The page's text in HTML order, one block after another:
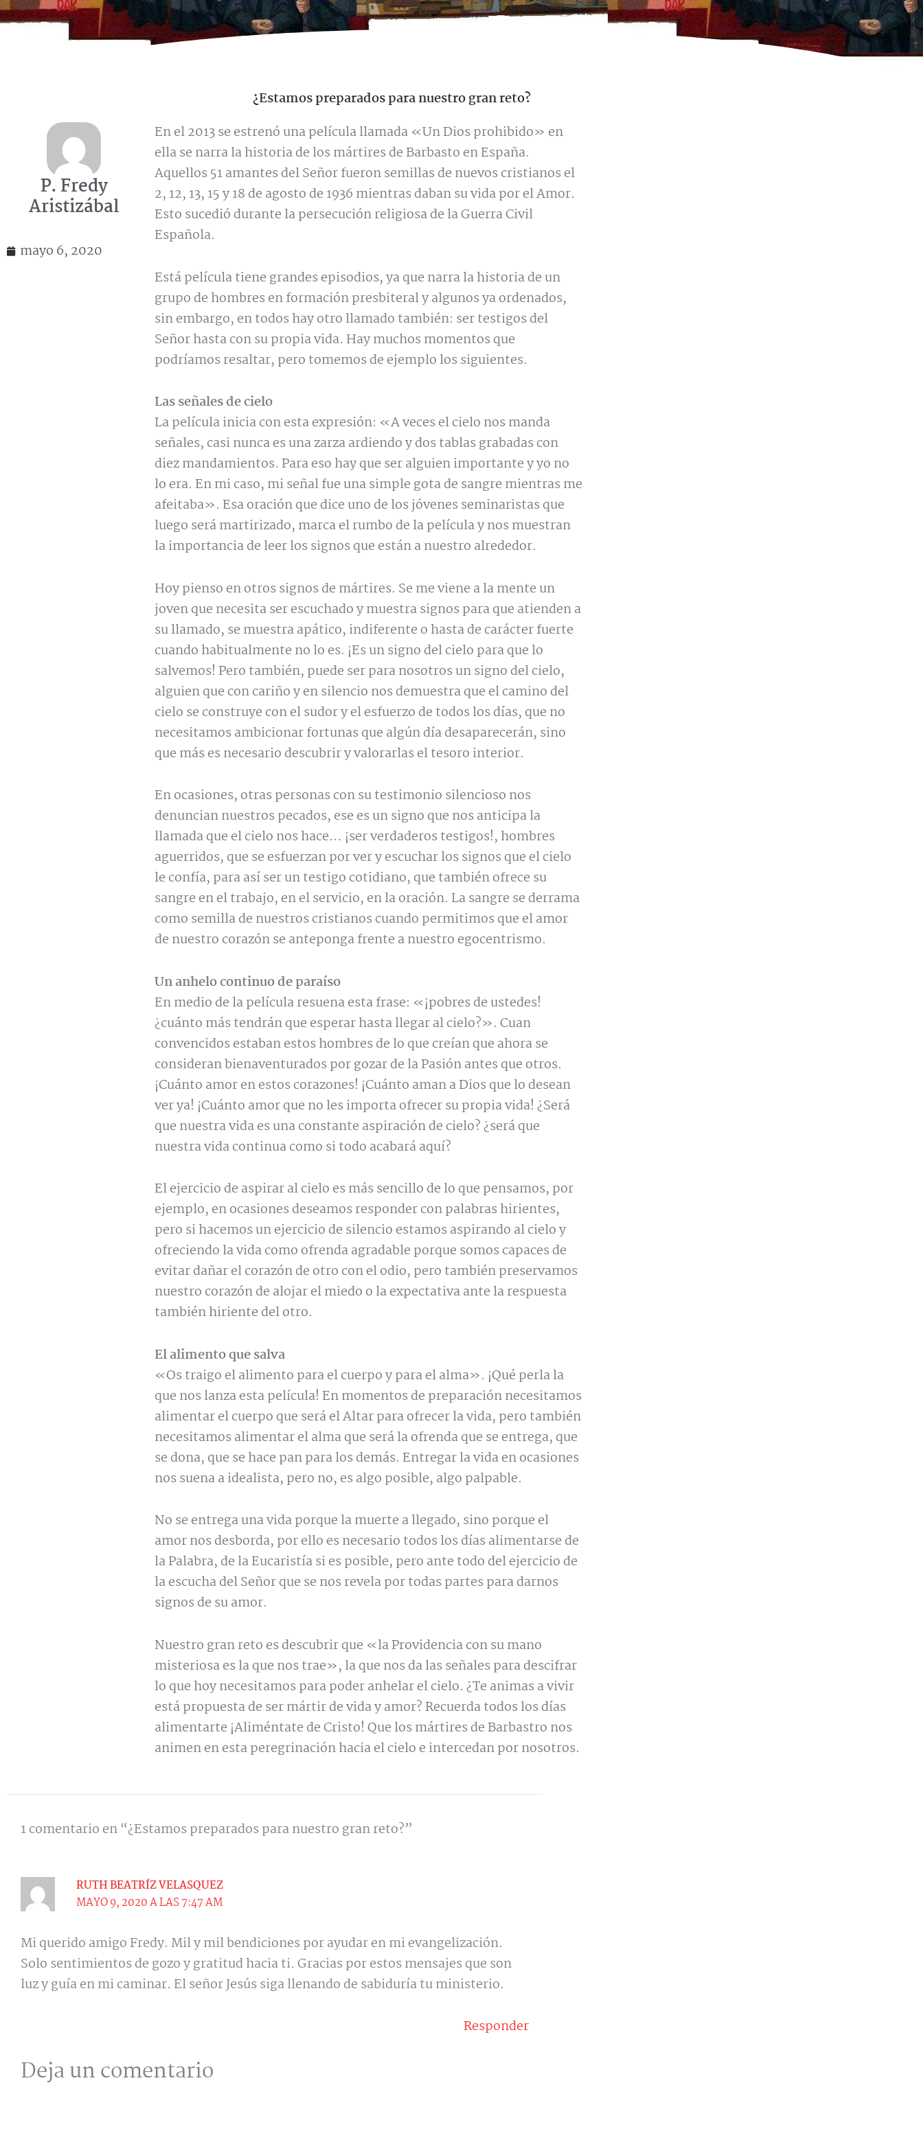
¿Estamos preparados para nuestro gran reto?
P. Fredy
Aristizábal
mayo 6, 2020
En el 2013 se estrenó una película llamada «Un Dios prohibido» en
ella se narra la historia de los mártires de Barbasto en España.
Aquellos 51 amantes del Señor fueron semillas de nuevos cristianos el
2, 12, 13, 15 y 18 de agosto de 1936 mientras daban su vida por el Amor.
Esto sucedió durante la persecución religiosa de la Guerra Civil
Española.
Está película tiene grandes episodios, ya que narra la historia de un
grupo de hombres en formación presbiteral y algunos ya ordenados,
sin embargo, en todos hay otro llamado también: ser testigos del
Señor hasta con su propia vida. Hay muchos momentos que
podríamos resaltar, pero tomemos de ejemplo los siguientes.
Las señales de cielo
La película inicia con esta expresión: «A veces el cielo nos manda
señales, casi nunca es una zarza ardiendo y dos tablas grabadas con
diez mandamientos. Para eso hay que ser alguien importante y yo no
lo era. En mi caso, mi señal fue una simple gota de sangre mientras me
afeitaba». Esa oración que dice uno de los jóvenes seminaristas que
luego será martirizado, marca el rumbo de la película y nos muestran
la importancia de leer los signos que están a nuestro alrededor.
Hoy pienso en otros signos de mártires. Se me viene a la mente un
joven que necesita ser escuchado y muestra signos para que atienden a
su llamado, se muestra apático, indiferente o hasta de carácter fuerte
cuando habitualmente no lo es. ¡Es un signo del cielo para que lo
salvemos! Pero también, puede ser para nosotros un signo del cielo,
alguien que con cariño y en silencio nos demuestra que el camino del
cielo se construye con el sudor y el esfuerzo de todos los días, que no
necesitamos ambicionar fortunas que algún día desaparecerán, sino
que más es necesario descubrir y valorarlas el tesoro interior.
En ocasiones, otras personas con su testimonio silencioso nos
denuncian nuestros pecados, ese es un signo que nos anticipa la
llamada que el cielo nos hace… ¡ser verdaderos testigos!, hombres
aguerridos, que se esfuerzan por ver y escuchar los signos que el cielo
le confía, para así ser un testigo cotidiano, que también ofrece su
sangre en el trabajo, en el servicio, en la oración. La sangre se derrama
como semilla de nuestros cristianos cuando permitimos que el amor
de nuestro corazón se anteponga frente a nuestro egocentrismo.
Un anhelo continuo de paraíso
En medio de la película resuena esta frase: «¡pobres de ustedes!
¿cuánto más tendrán que esperar hasta llegar al cielo?». Cuan
convencidos estaban estos hombres de lo que creían que ahora se
consideran bienaventurados por gozar de la Pasión antes que otros.
¡Cuánto amor en estos corazones! ¡Cuánto aman a Dios que lo desean
ver ya! ¡Cuánto amor que no les importa ofrecer su propia vida! ¿Será
que nuestra vida es una constante aspiración de cielo? ¿será que
nuestra vida continua como si todo acabará aquí?
El ejercicio de aspirar al cielo es más sencillo de lo que pensamos, por
ejemplo, en ocasiones deseamos responder con palabras hirientes,
pero si hacemos un ejercicio de silencio estamos aspirando al cielo y
ofreciendo la vida como ofrenda agradable porque somos capaces de
evitar dañar el corazón de otro con el odio, pero también preservamos
nuestro corazón de alojar el miedo o la expectativa ante la respuesta
también hiriente del otro.
El alimento que salva
«Os traigo el alimento para el cuerpo y para el alma». ¡Qué perla la
que nos lanza esta película! En momentos de preparación necesitamos
alimentar el cuerpo que será el Altar para ofrecer la vida, pero también
necesitamos alimentar el alma que será la ofrenda que se entrega, que
se dona, que se hace pan para los demás. Entregar la vida en ocasiones
nos suena a idealista, pero no, es algo posible, algo palpable.
No se entrega una vida porque la muerte a llegado, sino porque el
amor nos desborda, por ello es necesario todos los días alimentarse de
la Palabra, de la Eucaristía si es posible, pero ante todo del ejercicio de
la escucha del Señor que se nos revela por todas partes para darnos
signos de su amor.
Nuestro gran reto es descubrir que «la Providencia con su mano
misteriosa es la que nos trae», la que nos da las señales para descifrar
lo que hoy necesitamos para poder anhelar el cielo. ¿Te animas a vivir
está propuesta de ser mártir de vida y amor? Recuerda todos los días
alimentarte ¡Aliméntate de Cristo! Que los mártires de Barbastro nos
animen en esta peregrinación hacia el cielo e intercedan por nosotros.
1 comentario en “¿Estamos preparados para nuestro gran reto?”
RUTH BEATRÍZ VELASQUEZ
MAYO 9, 2020 A LAS 7:47 AM
Mi querido amigo Fredy. Mil y mil bendiciones por ayudar en mi evangelización.
Solo sentimientos de gozo y gratitud hacia ti. Gracias por estos mensajes que son
luz y guía en mi caminar. El señor Jesús siga llenando de sabiduría tu ministerio.
Responder
Deja un comentario